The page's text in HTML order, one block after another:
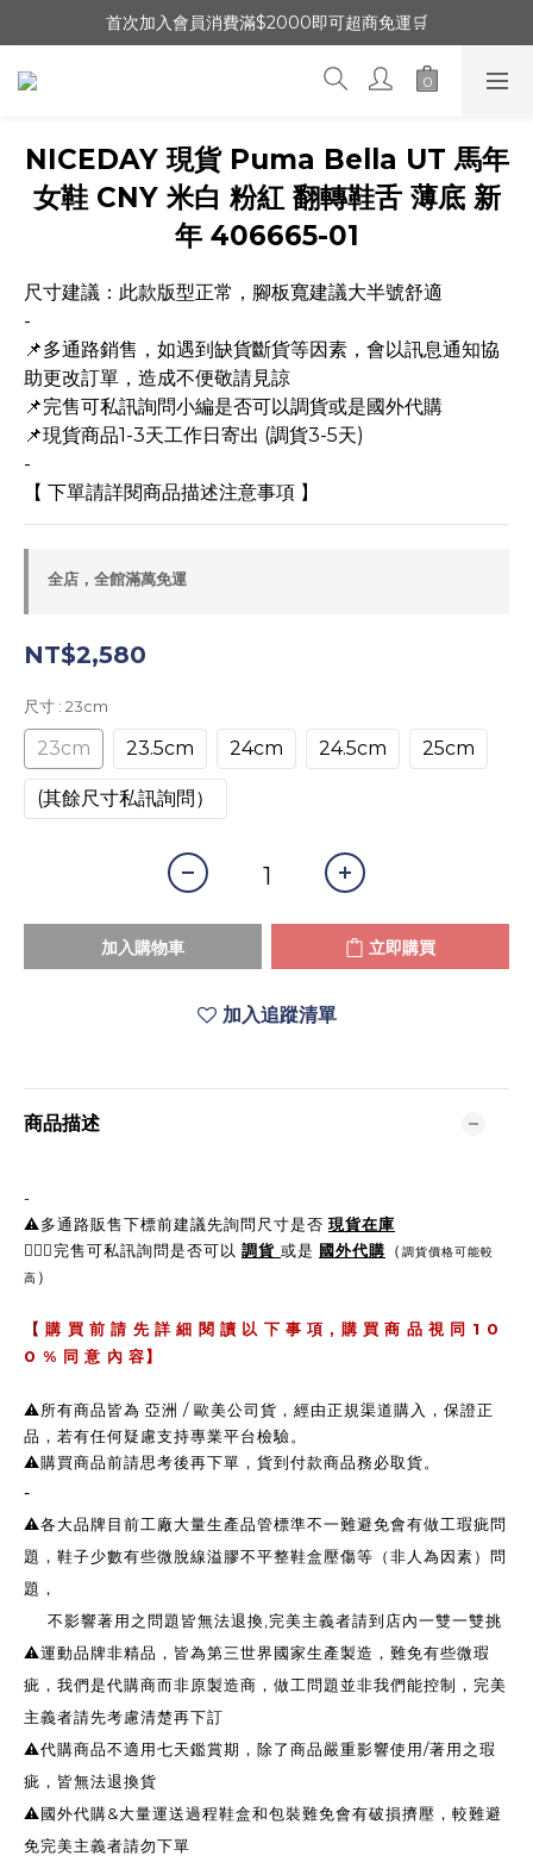
首次加入會員消費滿$2000即可超商免運🛒
NICEDAY 現貨 Puma Bella UT 馬年
女鞋 CNY 米白 粉紅 翻轉鞋舌 薄底 新
年 406665-01
尺寸建議：此款版型正常，腳板寬建議大半號舒適
-
📌多通路銷售，如遇到缺貨斷貨等因素，會以訊息通知協
助更改訂單，造成不便敬請見諒
📌完售可私訊詢問小編是否可以調貨或是國外代購
📌現貨商品1-3天工作日寄出 (調貨3-5天)
-
【 下單請詳閱商品描述注意事項 】
全店，全館滿萬免運
NT$2,580
尺寸 : 23cm
23cm 23.5cm 24cm 24.5cm 25cm
(其餘尺寸私訊詢問）
加入購物車 立即購買
加入追蹤清單
商品描述
-
⚠️多通路販售下標前建議先詢問尺寸是否 現貨在庫
🙋🏼‍♀完售可私訊詢問是否可以 調貨 或是 國外代購 （ 調貨價格可能較
高 ）
【 購 買 前 請 先 詳 細 閱 讀 以 下 事 項 , 購 買 商 品 視 同 1 0
0 % 同 意 內 容】
⚠️所有商品皆為 亞洲 / 歐美公司貨，經由正規渠道購入，保證正
品，若有任何疑慮支持專業平台檢驗。
⚠️購買商品前請思考後再下單，貨到付款商品務必取貨。
-
⚠️各大品牌目前工廠大量生產品管標準不一難避免會有做工瑕疵問
題，鞋子少數有些微脫線溢膠不平整鞋盒壓傷等（非人為因素）問
題，
不影響著用之問題皆無法退換,完美主義者請到店內一雙一雙挑
⚠️運動品牌非精品，皆為第三世界國家生產製造，難免有些微瑕
疵，我們是代購商而非原製造商，做工問題並非我們能控制，完美
主義者請先考慮清楚再下訂
⚠️代購商品不適用七天鑑賞期，除了商品嚴重影響使用/著用之瑕
疵，皆無法退換貨
⚠️國外代購&大量運送過程鞋盒和包裝難免會有破損擠壓，較難避
免完美主義者請勿下單